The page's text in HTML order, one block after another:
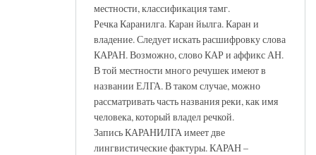
местности, классификация тамг.
Речка Каранилга. Каран йылга. Каран и
владение. Следует искать расшифровку слова
КАРАН. Возможно, слово КАР и аффикс АН.
В той местности много речушек имеют в
названии ЕЛГА. В таком случае, можно
рассматривать часть названия реки, как имя
человека, который владел речкой.
Запись КАРАНИЛГА имеет две
лингвистические фактуры. КАРАН –